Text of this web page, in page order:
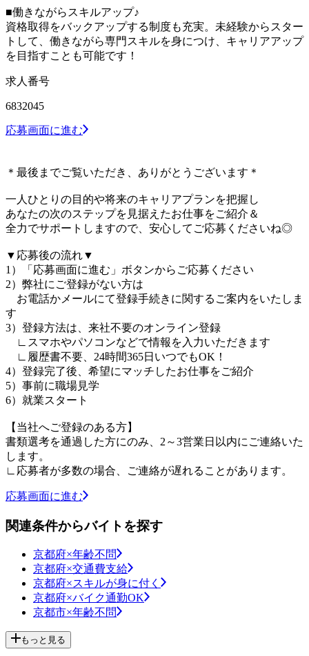
■働きながらスキルアップ♪
資格取得をバックアップする制度も充実。未経験からスター
トして、働きながら専門スキルを身につけ、キャリアアップ
を目指すことも可能です！
求人番号
6832045
応募画面に進む
＊最後までご覧いただき、ありがとうございます＊
一人ひとりの目的や将来のキャリアプランを把握し
あなたの次のステップを見据えたお仕事をご紹介＆
全力でサポートしますので、安心してご応募くださいね◎
▼応募後の流れ▼
1）「応募画面に進む」ボタンからご応募ください
2）弊社にご登録がない方は
お電話かメールにて登録手続きに関するご案内をいたしま
す
3）登録方法は、来社不要のオンライン登録
∟スマホやパソコンなどで情報を入力いただきます
∟履歴書不要、24時間365日いつでもOK！
4）登録完了後、希望にマッチしたお仕事をご紹介
5）事前に職場見学
6）就業スタート
【当社へご登録のある方】
書類選考を通過した方にのみ、2～3営業日以内にご連絡いた
します。
∟応募者が多数の場合、ご連絡が遅れることがあります。
応募画面に進む
関連条件からバイトを探す
京都府×年齢不問
京都府×交通費支給
京都府×スキルが身に付く
京都府×バイク通勤OK
京都市×年齢不問
もっと見る